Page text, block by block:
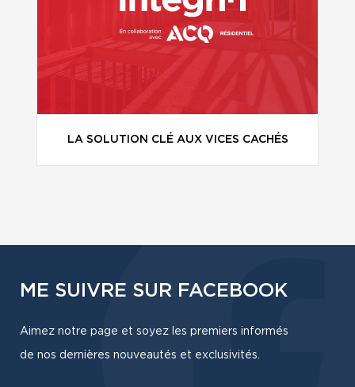
LA SOLUTION CLÉ AUX VICES CACHÉS
ME SUIVRE SUR FACEBOOK
Aimez notre page et soyez les premiers informés
de nos dernières nouveautés et exclusivités.